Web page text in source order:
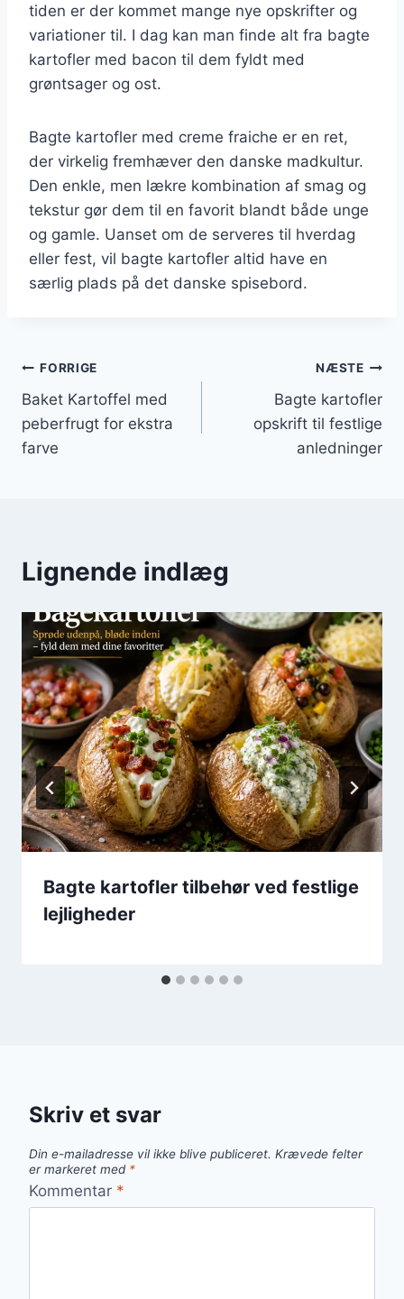
tiden er der kommet mange nye opskrifter og
variationer til. I dag kan man finde alt fra bagte
kartofler med bacon til dem fyldt med
grøntsager og ost.
Bagte kartofler med creme fraiche er en ret,
der virkelig fremhæver den danske madkultur.
Den enkle, men lækre kombination af smag og
tekstur gør dem til en favorit blandt både unge
og gamle. Uanset om de serveres til hverdag
eller fest, vil bagte kartofler altid have en
særlig plads på det danske spisebord.
Indlægsnavigation
FORRIGE
Baket Kartoffel med
peberfrugt for ekstra
farve
NÆSTE
Bagte kartofler
opskrift til festlige
anledninger
Lignende indlæg
Bagte kartofler tilbehør ved festlige
lejligheder
Skriv et svar
Din e-mailadresse vil ikke blive publiceret. Krævede felter
er markeret med *
Kommentar *